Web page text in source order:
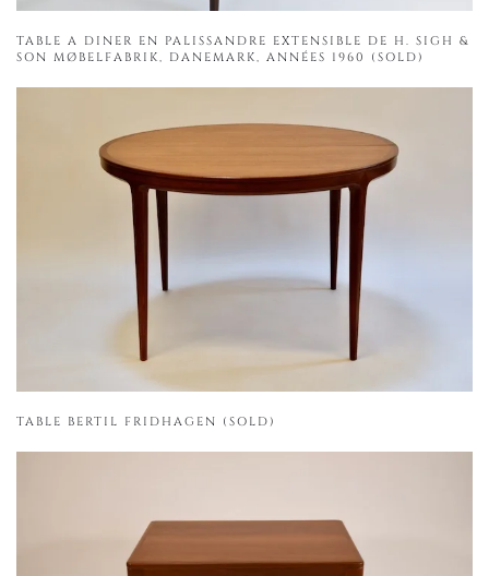
TABLE A DINER EN PALISSANDRE EXTENSIBLE DE H. SIGH &
SON MØBELFABRIK, DANEMARK, ANNÉES 1960 (SOLD)
TABLE BERTIL FRIDHAGEN (SOLD)